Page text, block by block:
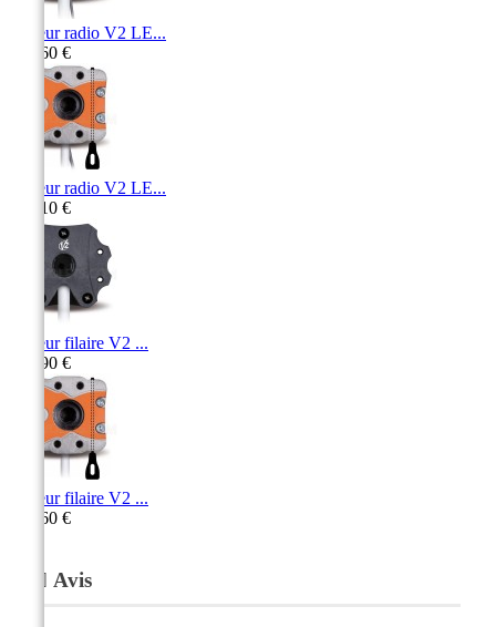
Moteur radio V2 LE...
230,60 €
Moteur radio V2 LE...
250,10 €
Moteur filaire V2 ...
128,90 €
Moteur filaire V2 ...
367,60 €
Avis